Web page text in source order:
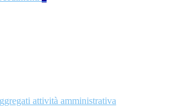
attività amministrativa